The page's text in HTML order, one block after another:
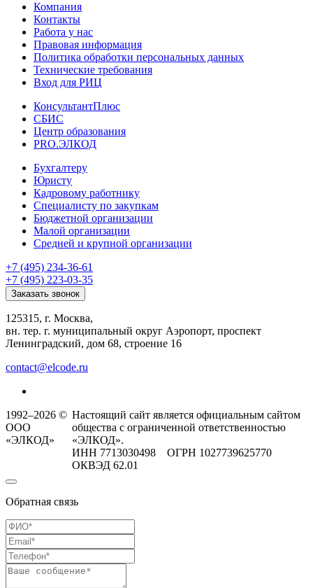
Компания
Контакты
Работа у нас
Правовая информация
Политика обработки персональных данных
Технические требования
Вход для РИЦ
КонсультантПлюс
СБИС
Центр образования
PRO.ЭЛКОД
Бухгалтеру
Юристу
Кадровому работнику
Специалисту по закупкам
Бюджетной организации
Малой организации
Средней и крупной организации
+7 (495) 234-36-61
+7 (495) 223-03-35
Заказать звонок
125315, г. Москва,
вн. тер. г. муниципальный округ Аэропорт, проспект
Ленинградский, дом 68, строение 16
contact@elcode.ru
1992–2026 ©
ООО
«ЭЛКОД»
Настоящий сайт является официальным сайтом
общества с ограниченной ответственностью
«ЭЛКОД».
ИНН 7713030498 ОГРН 1027739625770
ОКВЭД 62.01
Обратная связь